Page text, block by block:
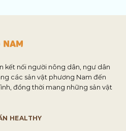
kết nối người nông dân, ngư dân
các sản vật phương Nam đến
đồng thời mang những sản vật
HEALTHY